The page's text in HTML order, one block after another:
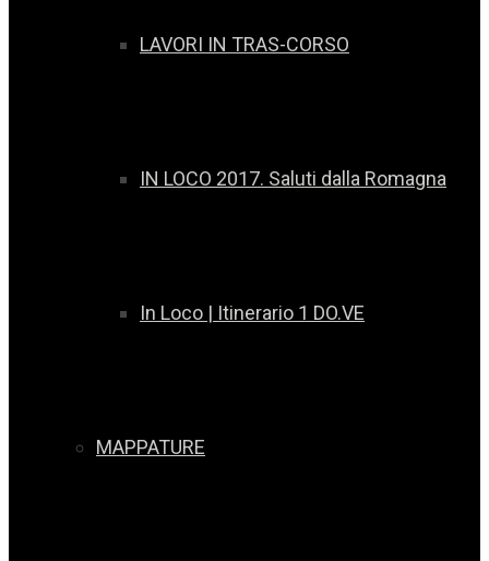
LAVORI IN TRAS-CORSO
IN LOCO 2017. Saluti dalla Romagna
In Loco | Itinerario 1 DO.VE
MAPPATURE